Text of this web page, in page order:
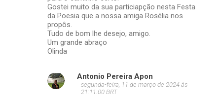
Gostei muito da sua particiapção nesta Festa
da Poesia que a nossa amiga Rosélia nos
propôs.
Tudo de bom lhe desejo, amigo.
Um grande abraço
Olinda
Antonio Pereira Apon
segunda-feira, 11 de março de 2024 às
21:11:00 BRT